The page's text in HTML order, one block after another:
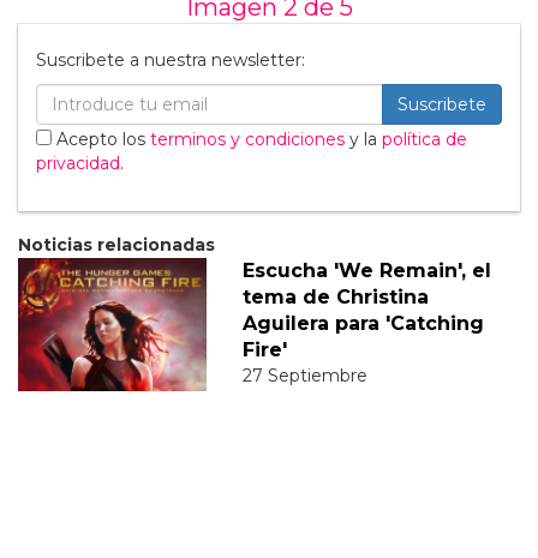
Imagen 2 de 5
Suscribete a nuestra newsletter:
Suscribete
Acepto los terminos y condiciones y la política de
privacidad.
Noticias relacionadas
Escucha 'We Remain', el
tema de Christina
Aguilera para 'Catching
Fire'
27 Septiembre